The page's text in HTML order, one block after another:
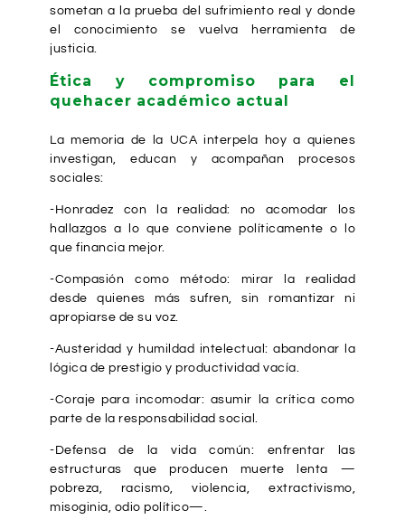
sometan a la prueba del sufrimiento real y donde
el conocimiento se vuelva herramienta de
justicia.
Ética y compromiso para el
quehacer académico actual
La memoria de la UCA interpela hoy a quienes
investigan, educan y acompañan procesos
sociales:
-Honradez con la realidad: no acomodar los
hallazgos a lo que conviene políticamente o lo
que financia mejor.
-Compasión como método: mirar la realidad
desde quienes más sufren, sin romantizar ni
apropiarse de su voz.
-Austeridad y humildad intelectual: abandonar la
lógica de prestigio y productividad vacía.
-Coraje para incomodar: asumir la crítica como
parte de la responsabilidad social.
-Defensa de la vida común: enfrentar las
estructuras que producen muerte lenta —
pobreza, racismo, violencia, extractivismo,
misoginia, odio político—.